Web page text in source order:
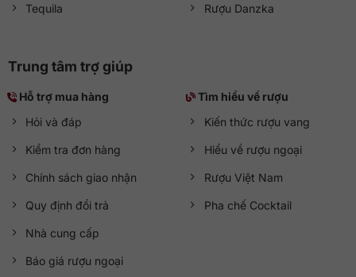
Tequila Rượu Danzka
Trung tâm trợ giúp
Hỗ trợ mua hàng
Hỏi và đáp
Kiểm tra đơn hàng
Chính sách giao nhận
Quy định đổi trả
Nhà cung cấp
Báo giá rượu ngoại
Tìm hiểu về rượu
Kiến thức rượu vang
Hiểu về rượu ngoại
Rượu Việt Nam
Pha chế Cocktail